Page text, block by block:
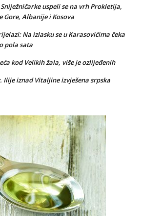
uspeli se na vrh Prokletija,
Gore, Albanije i Kosova
Na izlasku se u Karasovićima čeka
pola sata
kod Velikih žala, više je ozlijeđenih
Ilije iznad Vitaljine izvješena srpska